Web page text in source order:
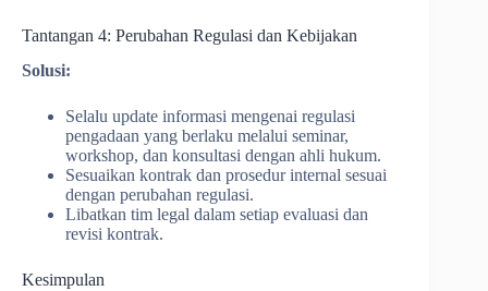
Tantangan 4: Perubahan Regulasi dan Kebijakan
Solusi:
Selalu update informasi mengenai regulasi
pengadaan yang berlaku melalui seminar,
workshop, dan konsultasi dengan ahli hukum.
Sesuaikan kontrak dan prosedur internal sesuai
dengan perubahan regulasi.
Libatkan tim legal dalam setiap evaluasi dan
revisi kontrak.
Kesimpulan